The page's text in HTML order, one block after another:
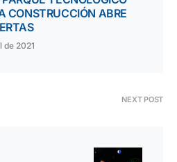
CONSTRUCCIÓN ABRE
de 2021
NEXT POST